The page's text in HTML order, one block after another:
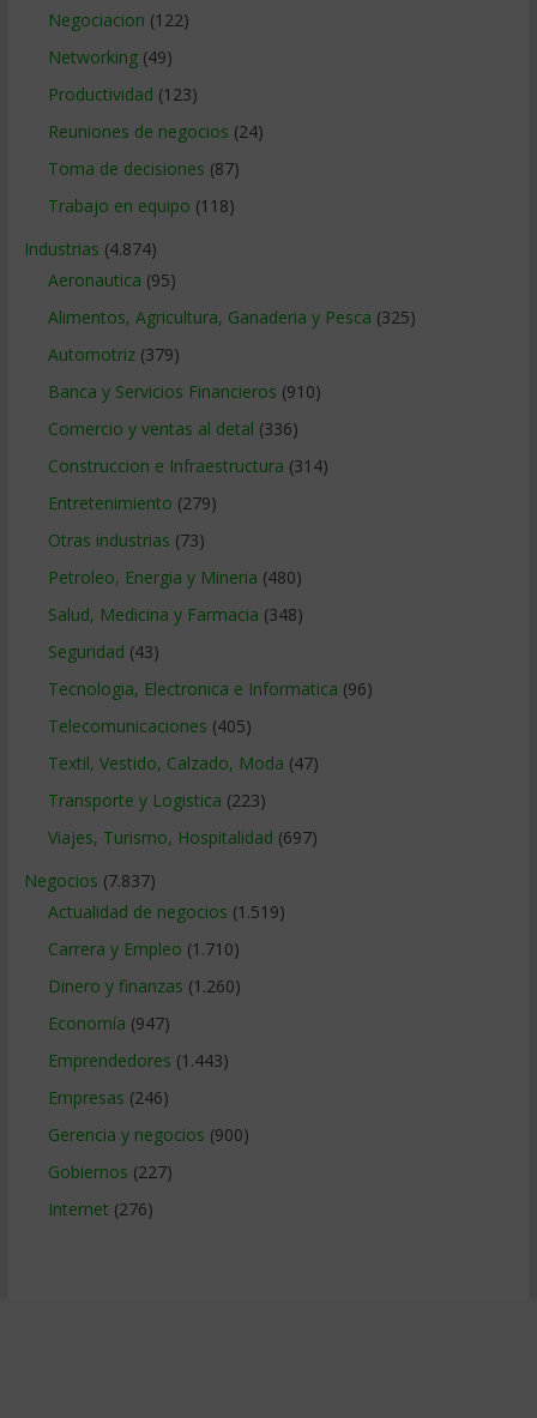
Negociacion (122)
Networking(49)
Productividad (123)
Reuniones de negocios (24)
Toma de decisiones (87)
Trabajo en equipo (118)
Industrias (4.874)
Aeronautica (95)
Alimentos, Agricultura, Ganaderia y Pesca (325)
Automotriz(379)
Banca y Servicios Financieros (910)
Comercio y ventas al detal (336)
Construccion e Infraestructura (314)
Entretenimiento (279)
Otras industrias (73)
Petroleo, Energia y Mineria (480)
Salud, Medicina y Farmacia (348)
Seguridad (43)
Tecnologia, Electronica e Informatica (96)
Telecomunicaciones (405)
Textil, Vestido, Calzado, Moda (47)
Transporte y Logistica (223)
Viajes, Turismo, Hospitalidad (697)
Negocios (7.837)
Actualidad de negocios (1.519)
Carrera y Empleo (1.710)
Dinero y finanzas (1.260)
Economía (947)
Emprendedores (1.443)
Empresas (246)
Gerencia y negocios (900)
Gobiernos (227)
Internet (276)